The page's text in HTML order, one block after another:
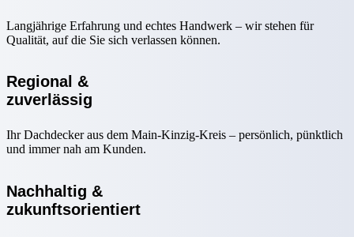
Langjährige Erfahrung und echtes Handwerk – wir stehen für
Qualität, auf die Sie sich verlassen können.
Regional &
zuverlässig
Ihr Dachdecker aus dem Main-Kinzig-Kreis – persönlich, pünktlich
und immer nah am Kunden.
Nachhaltig &
zukunftsorientiert